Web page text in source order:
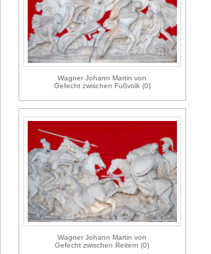
Wagner Johann Martin von
Gefecht zwischen Fußvolk (0)
Wagner Johann Martin von
Gefecht zwischen Reitern (0)